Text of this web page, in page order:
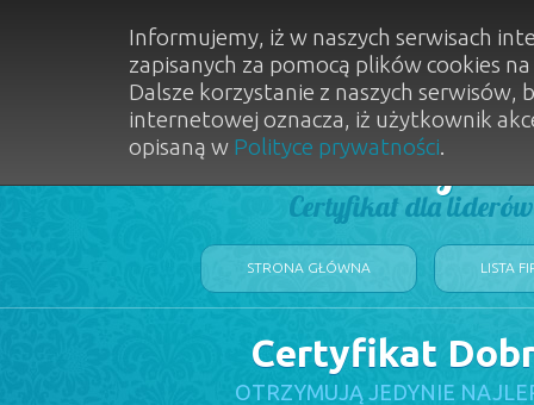
Dobry
Certyfikat dla
STRONA GŁÓWNA LISTA
Certyfikat
OTRZYMUJĄ JEDYNIE
Informujemy, iż w naszych serwisach
zapisanych za pomocą plików cookies
Dalsze korzystanie z naszych
internetowej oznacza, iż użytkownik
opisaną w Polityce prywatności.